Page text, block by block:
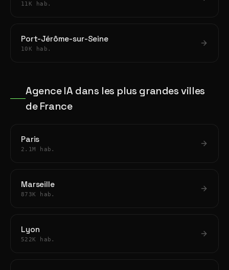
11K hab.
Port-Jérôme-sur-Seine
10K hab.
Agence IA dans les plus grandes villes
de France
Paris
2.1M hab.
Marseille
873K hab.
Lyon
522K hab.